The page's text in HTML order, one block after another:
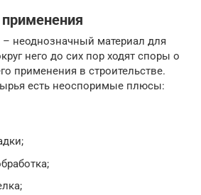
неоднозначный материал для
него до сих пор ходят споры о
применения в строительстве.
есть неоспоримые плюсы: